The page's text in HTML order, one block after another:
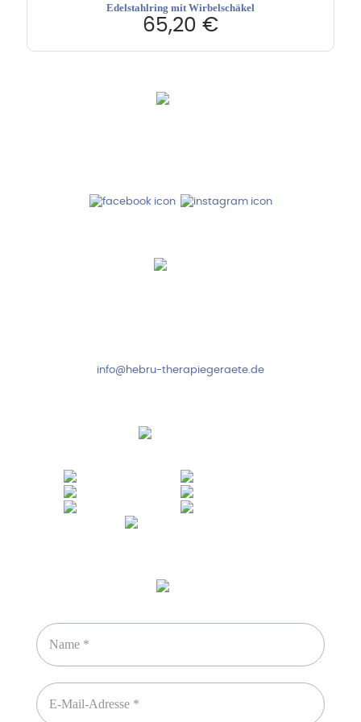
Edelstahlring mit Wirbelschäkel
65,20 €
info@hebru-therapiegeraete.de